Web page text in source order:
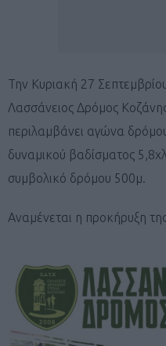
Την Κυριακή 27
Λασσάνειος Δρόμος
περιλαμβάνει αγώνα
δυναμικού βαδίσματος
συμβολικό δρόμου 500μ.
Αναμένεται η προκήρυξη